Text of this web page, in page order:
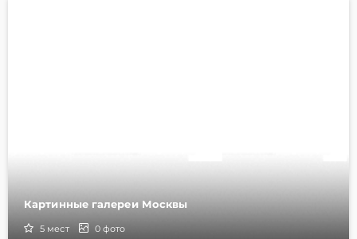
Картинные галереи Москвы
5 мест 0 фото